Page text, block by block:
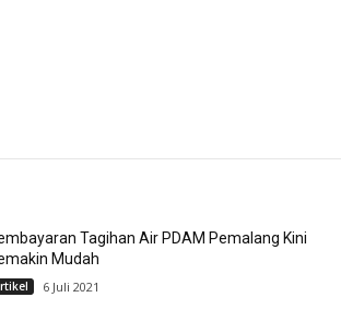
Tagihan Air PDAM Pemalang Kini
Mudah
6 Juli 2021